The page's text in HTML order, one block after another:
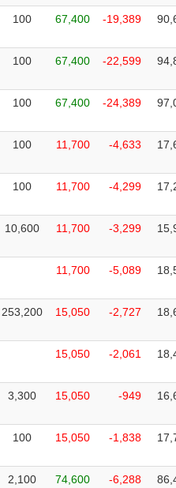
100 67,400 -19,389
100 67,400 -22,599
100 67,400 -24,389
100 11,700 -4,633
100 11,700 -4,299
10,600 11,700 -3,299
11,700 -5,089
253,200 15,050 -2,727
15,050 -2,061
3,300 15,050 -949
100 15,050 -1,838
2,100 74,600 -6,288
Chứng chỉ quỹ Chứng